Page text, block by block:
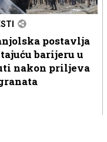
postavlja
barijeru u
nakon priljeva